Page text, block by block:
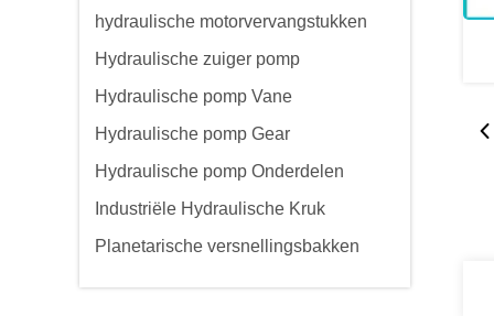
hydraulische motorvervangstukken
Hydraulische zuiger pomp
Hydraulische pomp Vane
Hydraulische pomp Gear
Hydraulische pomp Onderdelen
Industriële Hydraulische Kruk
Planetarische versnellingsbakken